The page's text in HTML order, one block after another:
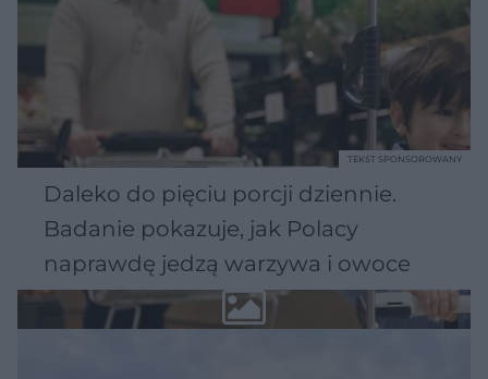
Daleko do pięciu porcji dziennie.
Badanie pokazuje, jak Polacy
naprawdę jedzą warzywa i owoce
TEKST SPONSOROWANY